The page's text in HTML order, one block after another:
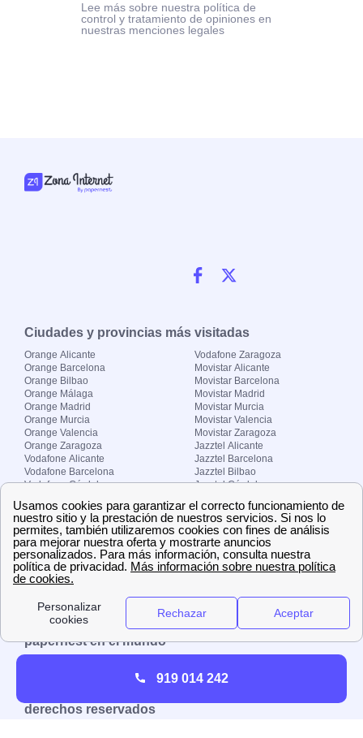
Lee más sobre nuestra política de
control y tratamiento de opiniones en
nuestras menciones legales
Ciudades y provincias más visitadas
Orange Alicante
Orange Barcelona
Orange Bilbao
Orange Málaga
Orange Madrid
Orange Murcia
Orange Valencia
Orange Zaragoza
Vodafone Alicante
Vodafone Barcelona
Vodafone Córdoba
Vodafone Madrid
Vodafone Murcia
Vodafone Valencia
Vodafone Zaragoza
Movistar Alicante
Movistar Barcelona
Movistar Madrid
Movistar Murcia
Movistar Valencia
Movistar Zaragoza
Jazztel Alicante
Jazztel Barcelona
Jazztel Bilbao
Jazztel Córdoba
Jazztel Málaga
Jazztel Valencia
Jazztel Zaragoza
Sobre Zona-internet.com
¿Quiénes somos?
El grupo papernest
Aviso legal Nuestras ofertas de trabajo
papernest en el mundo
Reino Unido
derechos reservados
919 014 242